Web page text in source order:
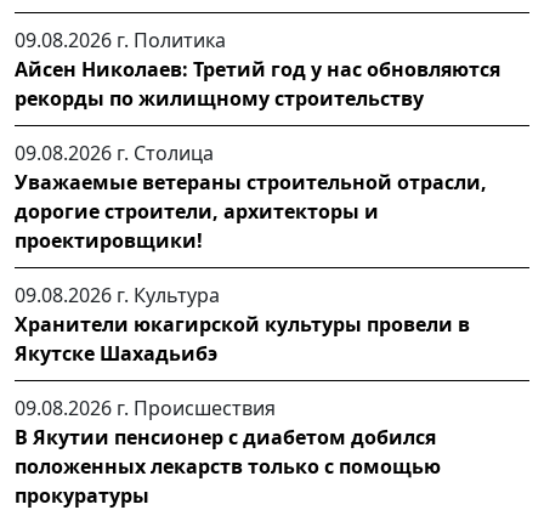
09.08.2026 г. Политика
Айсен Николаев: Третий год у нас обновляются
рекорды по жилищному строительству
09.08.2026 г. Столица
Уважаемые ветераны строительной отрасли,
дорогие строители, архитекторы и
проектировщики!
09.08.2026 г. Культура
Хранители юкагирской культуры провели в
Якутске Шахадьибэ
09.08.2026 г. Происшествия
В Якутии пенсионер с диабетом добился
положенных лекарств только с помощью
прокуратуры